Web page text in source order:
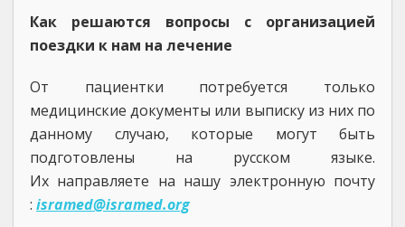
Как решаются вопросы с организацией
поездки к нам на лечение
От пациентки потребуется только
медицинские документы или выписку из них по
данному случаю, которые могут быть
подготовлены на русском языке.
Их направляете на нашу электронную почту
: isramed@isramed.org